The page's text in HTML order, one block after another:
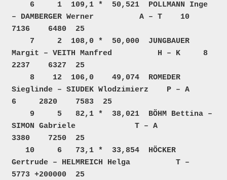
– DAMBERGER Werner          A – T    10
7136    6480  25
Margit – VEITH Manfred          H – K     8
2237    6327  25
Sieglinde – SIUDEK Wlodzimierz    P – A
6     2820    7583  25
SIMON Gabriele             T – A
3380    7250  25
Gertrude – HELMREICH Helga          T –
5773 +200000  25